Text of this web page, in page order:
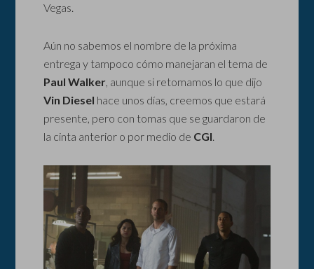
Vegas.
Aún no sabemos el nombre de la próxima
entrega y tampoco cómo manejaran el tema de
Paul Walker, aunque si retomamos lo que dijo
Vin Diesel hace unos días, creemos que estará
presente, pero con tomas que se guardaron de
la cinta anterior o por medio de CGI.